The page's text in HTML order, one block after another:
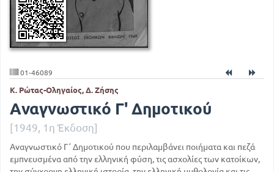
01-46089
Κ. Ρώτας-Οληγαίος, Δ. Ζήσης
Αναγνωστικό Γ' Δημοτικού
[1949, 1η Έκδοση]
Αναγνωστικό Γ΄ Δημοτικού που περιλαμβάνει ποιήματα και πεζά
εμπνευσμένα από την ελληνική φύση, τις ασχολίες των κατοίκων,